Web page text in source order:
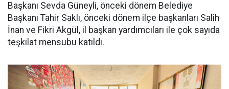
Başkanı Sevda Güneyli, önceki dönem Belediye
Başkanı Tahir Saklı, önceki dönem ilçe başkanları Salih
İnan ve Fikri Akgül, il başkan yardımcıları ile çok sayıda
teşkilat mensubu katıldı.